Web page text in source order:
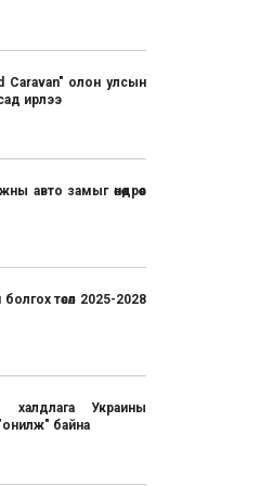
Caravan" олон улсын
ирлээ
авто замыг өнөөдрөөс
төсөл 2025-2028
Украины
байна